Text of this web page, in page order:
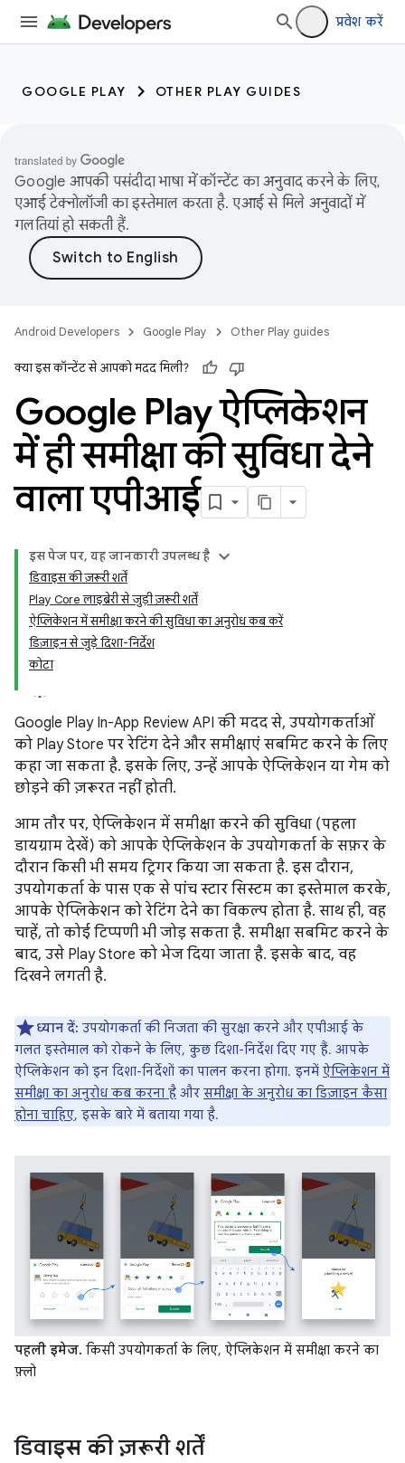
प्रवेश करें
GOOGLE PLAY OTHER PLAY GUIDES
Google आपकी पसंदीदा भाषा में कॉन्टेंट का अनुवाद करने के लिए,
एआई टेक्नोलॉजी का इस्तेमाल करता है. एआई से मिले अनुवादों में
गलतियां हो सकती हैं.
Android Developers Google Play Other Play guides
क्या इस कॉन्टेंट से आपको मदद मिली?
Google Play ऐप्लिकेशन
में ही समीक्षा की सुविधा देने
वाला एपीआई
इस पेज पर, यह जानकारी उपलब्ध है
डिवाइस की ज़रूरी शर्तें
Play Core लाइब्रेरी से जुड़ी ज़रूरी शर्तें
ऐप्लिकेशन में समीक्षा करने की सुविधा का अनुरोध कब करें
डिज़ाइन से जुड़े दिशा-निर्देश
कोटा
Google Play In-App Review API की मदद से, उपयोगकर्ताओं
को Play Store पर रेटिंग देने और समीक्षाएं सबमिट करने के लिए
कहा जा सकता है. इसके लिए, उन्हें आपके ऐप्लिकेशन या गेम को
छोड़ने की ज़रूरत नहीं होती.
आम तौर पर, ऐप्लिकेशन में समीक्षा करने की सुविधा (पहला
डायग्राम देखें) को आपके ऐप्लिकेशन के उपयोगकर्ता के सफ़र के
दौरान किसी भी समय ट्रिगर किया जा सकता है. इस दौरान,
उपयोगकर्ता के पास एक से पांच स्टार सिस्टम का इस्तेमाल करके,
आपके ऐप्लिकेशन को रेटिंग देने का विकल्प होता है. साथ ही, वह
चाहें, तो कोई टिप्पणी भी जोड़ सकता है. समीक्षा सबमिट करने के
बाद, उसे Play Store को भेज दिया जाता है. इसके बाद, वह
दिखने लगती है.
ध्यान दें: उपयोगकर्ता की निजता की सुरक्षा करने और एपीआई के
गलत इस्तेमाल को रोकने के लिए, कुछ दिशा-निर्देश दिए गए हैं. आपके
ऐप्लिकेशन को इन दिशा-निर्देशों का पालन करना होगा. इनमें ऐप्लिकेशन में
समीक्षा का अनुरोध कब करना है और समीक्षा के अनुरोध का डिज़ाइन कैसा
होना चाहिए, इसके बारे में बताया गया है.
पहली इमेज. किसी उपयोगकर्ता के लिए, ऐप्लिकेशन में समीक्षा करने का
फ़्लो
डिवाइस की ज़रूरी शर्तें